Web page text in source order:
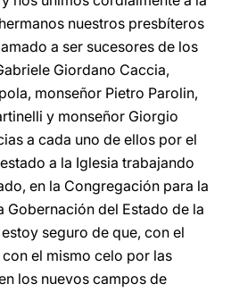
nuestros presbíteros
a ser sucesores de los
Giordano Caccia,
monseñor Pietro Parolin,
y monseñor Giorgio
a cada uno de ellos por el
a la Iglesia trabajando
en la Congregación para la
Gobernación del Estado de la
seguro de que, con el
el mismo celo por las
los nuevos campos de